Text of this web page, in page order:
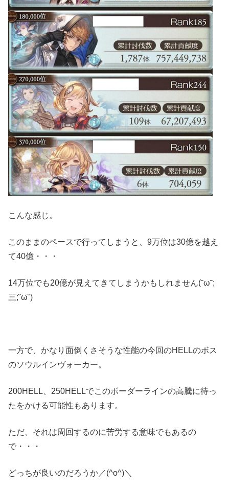
こんな感じ。
このままのペースで行ってしまうと、9万位は30億を越え
て40億・・・
14万位でも20億が見えてきてしまうかもしれません(˘ω˘;
三;˘ω˘)
一方で、かなり面倒くさそうな性能の今回のHELLのボス
のソウルインヴォーカー。
200HELL、250HELLでこのボーダーラインの高騰に待っ
たをかける可能性もあります。
ただ、それは周回するのに苦労する意味でもあるの
で・・・
どっちが良いのだろうか／(^o^)＼